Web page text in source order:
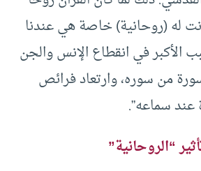
له (روحانية) خاصة هي عندنا
الأكبر في انقطاع الإنس والجن
من سوره، وارتعاد فرائص
عند سماعه”.
“الروحانية”